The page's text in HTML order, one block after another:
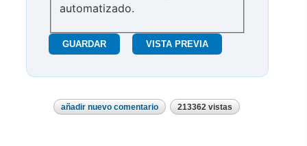
automatizado.
añadir nuevo comentario 213362 vistas